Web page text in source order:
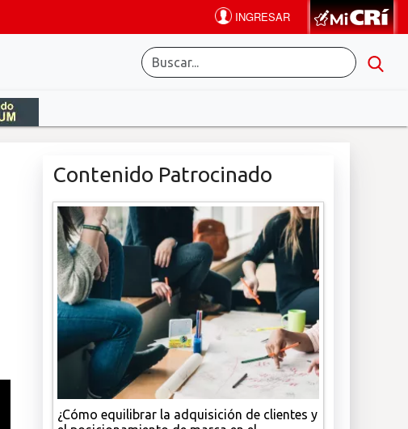
Contenido Patrocinado
¿Cómo equilibrar la adquisición de clientes y